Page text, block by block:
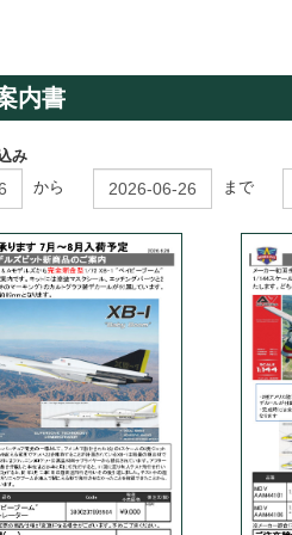
内書
み
から
まで